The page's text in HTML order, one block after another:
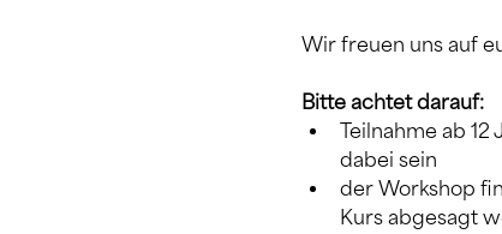
Wir freuen uns auf
Bitte achtet darauf:
Teilnahme ab
dabei sein
der Workshop
Kurs abgesagt